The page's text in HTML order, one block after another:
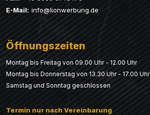
E-Mail: info@lionwerbung.de
Öffnungszeiten
Montag bis Freitag von 09.00 Uhr - 12.00 Uhr
Montag bis Donnerstag von 13.30 Uhr - 17.00 Uhr
Samstag und Sonntag geschlossen
Termin nur nach Vereinbarung